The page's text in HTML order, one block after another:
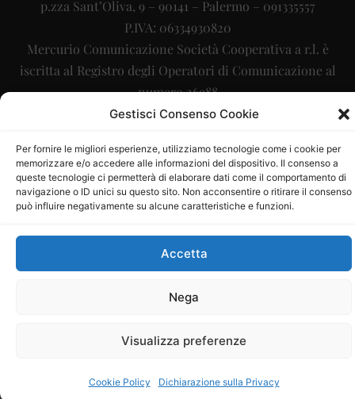
Gestisci Consenso Cookie
Per fornire le migliori esperienze, utilizziamo tecnologie come i cookie per
memorizzare e/o accedere alle informazioni del dispositivo. Il consenso a
queste tecnologie ci permetterà di elaborare dati come il comportamento di
navigazione o ID unici su questo sito. Non acconsentire o ritirare il consenso
può influire negativamente su alcune caratteristiche e funzioni.
Accetta
Nega
Visualizza preferenze
Cookie Policy Dichiarazione sulla Privacy
p.zza Sant’Oliva, 9 – 90141 – Palermo – 091335557
P.IVA: 06334930820
Mercurio Comunicazione Società Cooperativa a r.l. è
iscritta al Registro degli Operatori di Comunicazione al
numero 26988